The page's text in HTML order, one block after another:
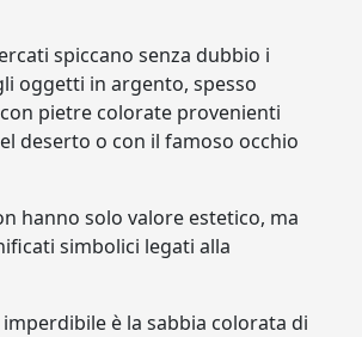
spiccano senza dubbio i
oggetti in argento, spesso
pietre colorate provenienti
deserto o con il famoso occhio
hanno solo valore estetico, ma
simbolici legati alla
è la sabbia colorata di